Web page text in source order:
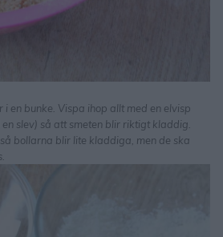
en bunke. Vispa ihop allt med en elvisp
slev) så att smeten blir riktigt kladdig.
bollarna blir lite kladdiga, men de ska